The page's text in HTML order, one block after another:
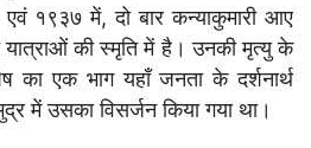
१९३७ में, दो बार कन्याकुमारी आए
की स्मृति में है। उनकी मृत्यु के
का एक भाग यहाँ जनता के दर्शनार्थ
में उसका विसर्जन किया गया था।